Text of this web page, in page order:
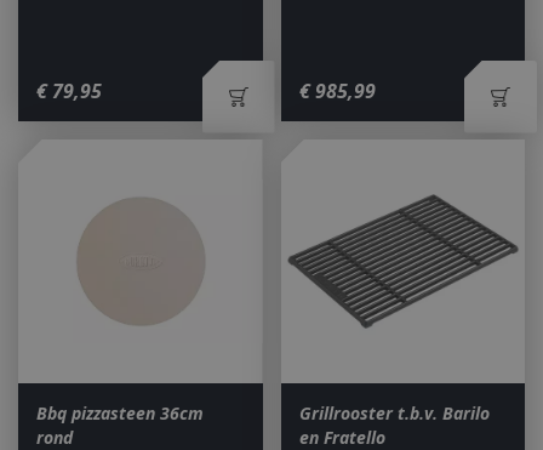
€ 79,95 € 985,99
Bbq pizzasteen 36cm
rond
Grillrooster t.b.v. Barilo
en Fratello
Google LLC
.bbqkopen.nl